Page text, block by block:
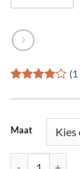
4op 5
op
waardering
(1
Maat